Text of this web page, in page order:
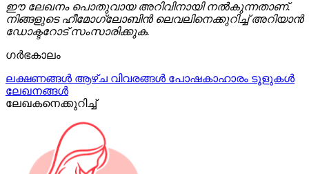
ഈ ലേഖനം പൊതുവായ അറിവിനായി നൽകുന്നതാണ്.
നിങ്ങളുടെ ഹീമോഗ്ലോബിൻ ലെവലിനെക്കുറിച്ച് അറിയാൻ
ഡോക്ടറോട് സംസാരിക്കുക.
ഗർഭകാലം
ലക്ഷണങ്ങൾ ആഴ്ച വിവരങ്ങൾ പോഷകാഹാരം ടൂളുകൾ
ലേഖനങ്ങൾ
ലേഖകനെക്കുറിച്ച്